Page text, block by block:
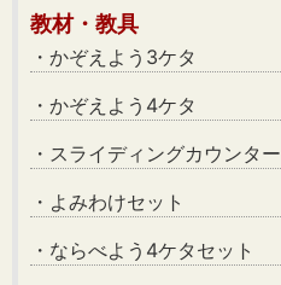
教材・教具
・かぞえよう3ケタ
・かぞえよう4ケタ
・スライディングカウンター
・よみわけセット
・ならべよう4ケタセット